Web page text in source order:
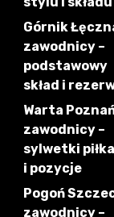
Górnik
zawodnicy –
podstawowy
skład i
Warta
zawodnicy –
sylwetki
i pozycje
Pogoń
zawodnicy –